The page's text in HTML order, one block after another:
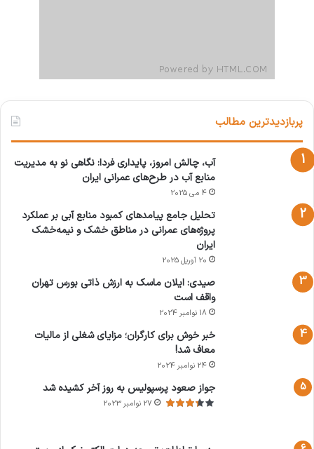
پربازدیدترین مطالب
آب، چالش امروز، پایداری فردا: نگاهی نو به مدیریت
منابع آب در طرح‌های عمرانی ایران
4 می 2025
تحلیل جامع پیامدهای کمبود منابع آبی بر عملکرد
پروژه‌های عمرانی در مناطق خشک و نیمه‌خشک
ایران
20 آوریل 2025
صیدی: ایلان ماسک به ارزش ذاتی بورس تهران
واقف است
18 نوامبر 2024
خبر خوش برای کارگران؛ مزایای شغلی از مالیات
معاف شد!
24 نوامبر 2024
جواز صعود پرسپولیس به روز آخر کشیده شد
27 نوامبر 2023